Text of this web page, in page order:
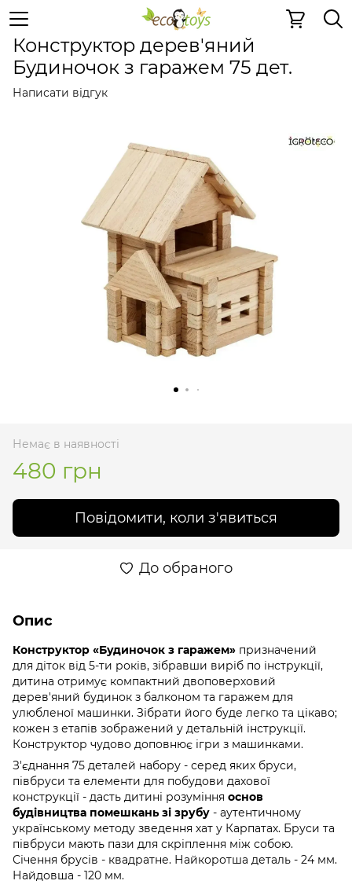
Дерев'яні конструктори Дерев'яні конструктори
Конструктор дерев'яний
Будиночок з гаражем 75 дет.
Написати відгук
Немає в наявності
480 грн
Повідомити, коли з'явиться
До обраного
Опис
Конструктор «Будиночок з гаражем» призначений
для діток від 5-ти років, зібравши виріб по інструкції,
дитина отримує компактний двоповерховий
дерев'яний будинок з балконом та гаражем для
улюбленої машинки. Зібрати його буде легко та цікаво;
кожен з етапів зображений у детальній інструкції.
Конструктор чудово доповнює ігри з машинками.
З'єднання 75 деталей набору - серед яких бруси,
півбруси та елементи для побудови дахової
конструкції - дасть дитині розуміння основ
будівництва помешкань зі зрубу - аутентичному
українському методу зведення хат у Карпатах. Бруси та
півбруси мають пази для скріплення між собою.
Січення брусів - квадратне. Найкоротша деталь - 24 мм.
Найдовша - 120 мм.